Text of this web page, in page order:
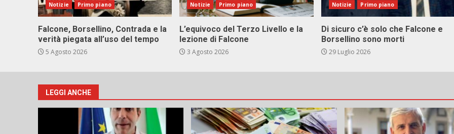
Notizie Primo piano
Falcone, Borsellino, Contrada e la
verità piegata all’uso del tempo
5 Agosto 2026
Notizie Primo piano
L’equivoco del Terzo Livello e la
lezione di Falcone
3 Agosto 2026
Notizie Primo piano
Di sicuro c’è solo che Falcone e
Borsellino sono morti
29 Luglio 2026
LEGGI ANCHE